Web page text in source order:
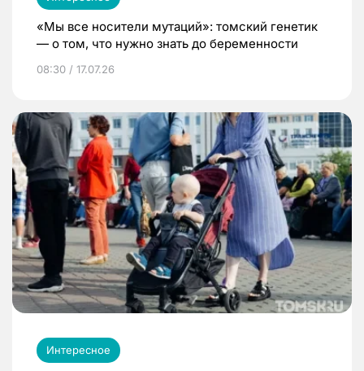
«Мы все носители мутаций»: томский генетик
— о том, что нужно знать до беременности
08:30 / 17.07.26
Интересное